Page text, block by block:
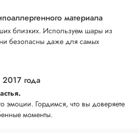
материала
близких. Используем шары из
безопасны даже для самых
года
эмоции. Гордимся, что вы доверяете
моменты.